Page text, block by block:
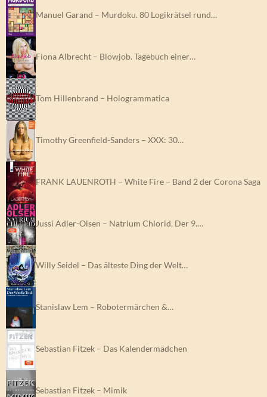
Manuel Garand – Murdoku. 80 Logikrätsel rund…
Fiona Albrecht – Blowjob. Tagebuch einer…
Tom Hillenbrand – Hologrammatica
Timothy Greenfield-Sanders – XXX: 30…
FRANK LAUENROTH – White Fire – Band 2 der Corona Saga
Jussi Adler-Olsen – Natrium Chlorid. Der 9.…
Willy Seidel – Das älteste Ding der Welt…
Stanislaw Lem – Robotermärchen &…
Sebastian Fitzek – Das Kalendermädchen
Sebastian Fitzek – Mimik